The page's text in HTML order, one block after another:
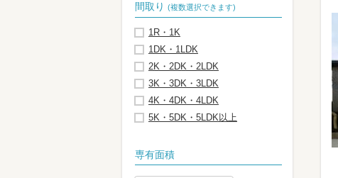
間取り (複数選択できます)
1R・1K
1DK・1LDK
2K・2DK・2LDK
3K・3DK・3LDK
4K・4DK・4LDK
5K・5DK・5LDK以上
専有面積